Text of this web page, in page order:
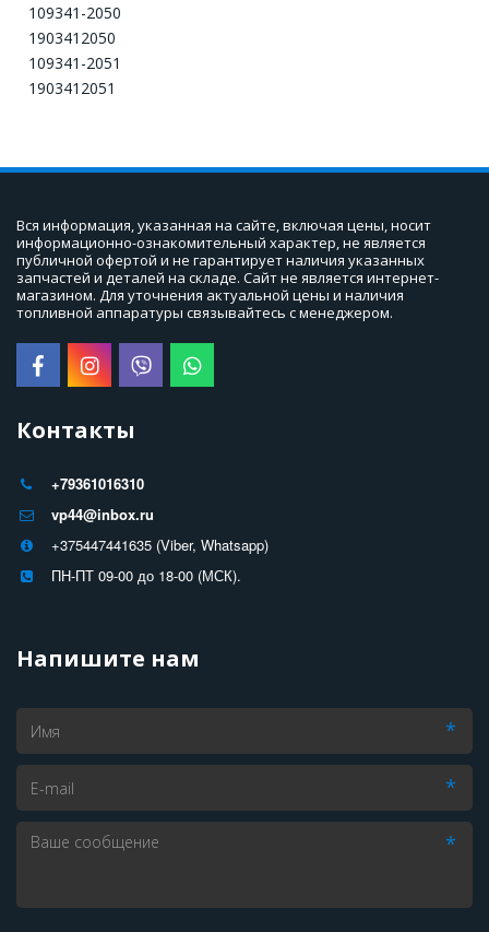
109341-2050
1903412050
109341-2051
1903412051
Вся информация, указанная на сайте, включая цены, носит
информационно-ознакомительный характер, не является
публичной офертой и не гарантирует наличия указанных
запчастей и деталей на складе. Сайт не является интернет-
магазином. Для уточнения актуальной цены и наличия
топливной аппаратуры связывайтесь с менеджером.
Контакты
+79361016310
vp44@inbox.ru
+375447441635 (Viber, Whatsapp)
ПН-ПТ 09-00 до 18-00 (МСК).
Напишите нам
*
*
*